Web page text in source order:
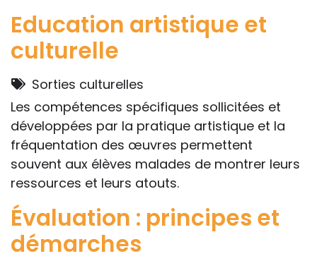
Education artistique et
culturelle
Sorties culturelles
Les compétences spécifiques sollicitées et
développées par la pratique artistique et la
fréquentation des œuvres permettent
souvent aux élèves malades de montrer leurs
ressources et leurs atouts.
Évaluation : principes et
démarches